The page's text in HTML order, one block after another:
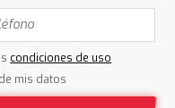
condiciones de uso
mis datos